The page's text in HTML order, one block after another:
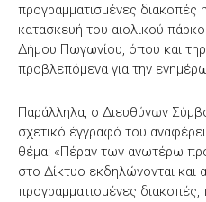
προγραμματισμένες διακοπές
κατασκευή του αιολικού
Δήμου Πωγωνίου, όπου και
προβλεπόμενα για την
Παράλληλα, ο Διευθύνων
σχετικό έγγραφό του
θέμα: «Πέραν των ανωτέρω
στο Δίκτυο εκδηλώνονται και
προγραμματισμένες